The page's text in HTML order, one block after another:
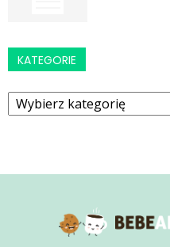
KATEGORIE
Kategorie